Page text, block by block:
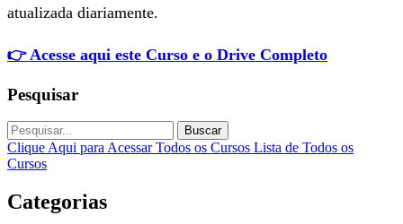
atualizada diariamente.
👉 Acesse aqui este Curso e o Drive Completo
Pesquisar
Buscar
Clique Aqui para Acessar Todos os Cursos Lista de Todos os
Cursos
Categorias